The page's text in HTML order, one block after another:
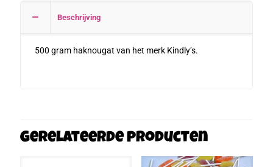
Beschrijving
500 gram haknougat van het merk Kindly’s.
Gerelateerde producten